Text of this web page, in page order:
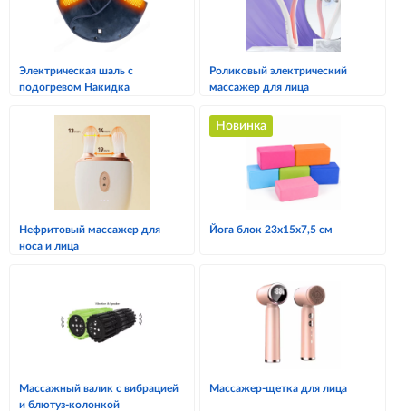
Электрическая шаль с
подогревом Накидка
Роликовый электрический
массажер для лица
Нефритовый массажер для
носа и лица
Новинка
Йога блок 23x15x7,5 см
Массажный валик с вибрацией
и блютуз-колонкой
Массажер-щетка для лица